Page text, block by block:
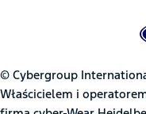
© Cybergroup
Właścicielem i